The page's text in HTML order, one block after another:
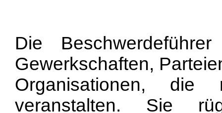
Die
Gewerkschaften,
Organisationen,
die
veranstalten. Sie